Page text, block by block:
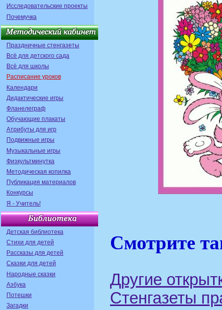
Исследовательские проекты
Почемучка
Праздничные стенгазеты
Всё для детского сада
Всё для школы
Расписание уроков
Календари
Дидактические игры
Фланелеграф
Обучающие плакаты
Атрибуты для игр
Подвижные игры
Музыкальные игры
Физкультминутка
Методическая копилка
Публикация материалов
Конкурсы
Я - Учитель!
Детская библиотека
Стихи для детей
Рассказы для детей
Сказки для детей
Народные сказки
Азбука
Потешки
Загадки
Смотрите
Другие
Стенгазеты